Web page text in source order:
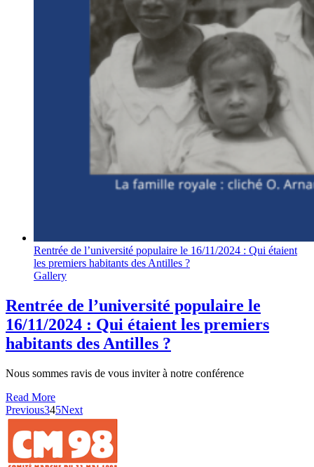
Rentrée de l’université populaire le 16/11/2024 : Qui étaient
les premiers habitants des Antilles ?
Gallery
Rentrée de l’université populaire le
16/11/2024 : Qui étaient les premiers
habitants des Antilles ?
Nous sommes ravis de vous inviter à notre conférence
Read More
Previous345Next